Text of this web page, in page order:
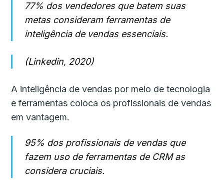
77% dos vendedores que batem suas
metas consideram ferramentas de
inteligência de vendas essenciais.
(Linkedin, 2020)
A inteligência de vendas por meio de tecnologia
e ferramentas coloca os profissionais de vendas
em vantagem.
95% dos profissionais de vendas que
fazem uso de ferramentas de CRM as
considera cruciais.